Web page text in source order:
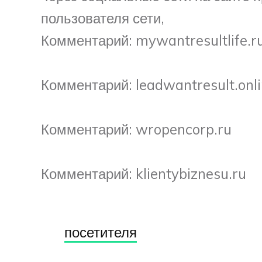
пользователя сети,
Комментарий:
Комментарий:
Комментарий: wropencorp.ru
Комментарий: klientybiznesu.ru
посетителя